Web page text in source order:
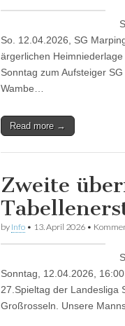
So. 12.04.2026, SG
ärgerlichen
Sonntag zum Aufsteiger
Wambe…
Read more →
Zweite
by Info • 13. April 2026 •
Sonntag, 12.04.2026,
27.Spieltag der Landesliga
Großrosseln. Unsere